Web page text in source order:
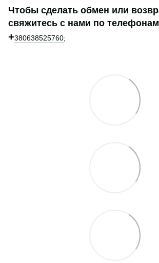
Чтобы сделать обмен или
свяжитесь с нами по
+380638525760;